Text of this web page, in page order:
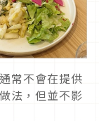
常不會在提供
法，但並不影